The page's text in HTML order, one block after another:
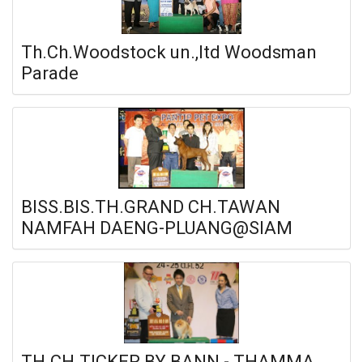
Th.Ch.Woodstock un.,ltd Woodsman
Parade
BISS.BIS.TH.GRAND CH.TAWAN
NAMFAH DAENG-PLUANG@SIAM